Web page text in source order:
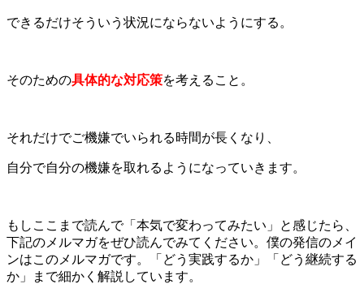
できるだけそういう状況にならないようにする。
そのための具体的な対応策を考えること。
それだけでご機嫌でいられる時間が長くなり、
自分で自分の機嫌を取れるようになっていきます。
もしここまで読んで「本気で変わってみたい」と感じたら、
下記のメルマガをぜひ読んでみてください。僕の発信のメイ
ンはこのメルマガです。「どう実践するか」「どう継続する
か」まで細かく解説しています。